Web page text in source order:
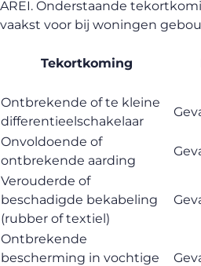
AREI. Onderstaande
vaakst voor bij woningen
Tekortkoming
Ontbrekende of te kleine
differentieelschakelaar
Onvoldoende of
ontbrekende aarding
Verouderde of
beschadigde bekabeling
(rubber of textiel)
Ontbrekende
bescherming in vochtige